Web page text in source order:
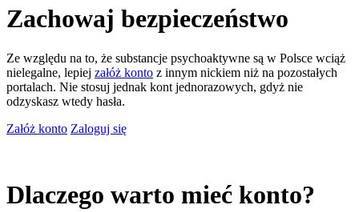
Zachowaj bezpieczeństwo
Ze względu na to, że substancje psychoaktywne są w Polsce wciąż
nielegalne, lepiej załóż konto z innym nickiem niż na pozostałych
portalach. Nie stosuj jednak kont jednorazowych, gdyż nie
odzyskasz wtedy hasła.
Załóż konto Zaloguj się
Dlaczego warto mieć konto?